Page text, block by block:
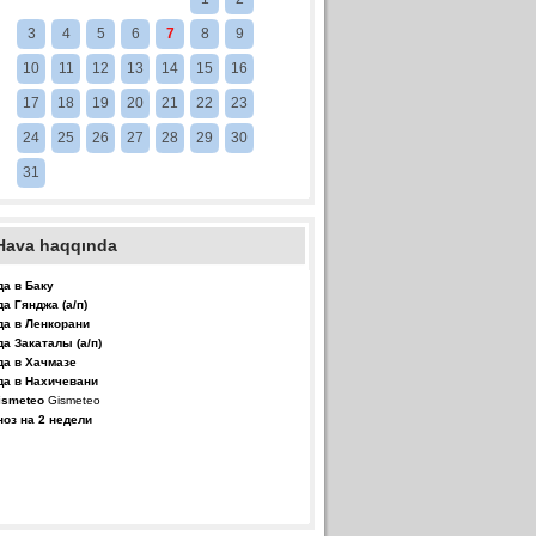
3 4 5 6 7 8 9
10 11 12 13 14 15 16
17 18 19 20 21 22 23
24 25 26 27 28 29 30
31
haqqında
в Баку
Гянджа (а/п)
в Ленкорани
Закаталы (а/п)
в Хачмазе
в Нахичевани
Gismeteo
на 2 недели